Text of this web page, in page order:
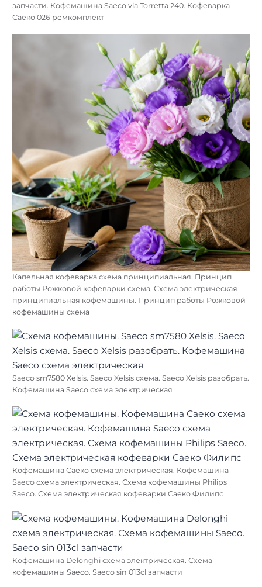
запчасти. Кофемашина Saeco via Torretta 240. Кофеварка
Саеко 026 ремкомплект
Капельная кофеварка схема принципиальная. Принцип
работы Рожковой кофеварки схема. Схема электрическая
принципиальная кофемашины. Принцип работы Рожковой
кофемашины схема
Saeco sm7580 Xelsis. Saeco Xelsis схема. Saeco Xelsis разобрать.
Кофемашина Saeco схема электрическая
Кофемашина Саеко схема электрическая. Кофемашина
Saeco схема электрическая. Схема кофемашины Philips
Saeco. Схема электрическая кофеварки Саеко Филипс
Кофемашина Delonghi схема электрическая. Схема
кофемашины Saeco. Saeco sin 013cl запчасти